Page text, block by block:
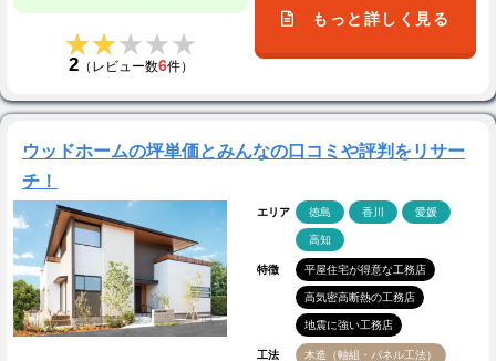
★★★★★
★★★★★
2（レビュー数6件）
もっと詳しく見る
ウッドホームの坪単価とみんなの口コミや評判をリサー
チ！
エリア 徳島 香川 愛媛
高知
特徴 平屋住宅が得意な工務店
高気密高断熱の工務店
地震に強い工務店
工法 木造（軸組・パネル工法）